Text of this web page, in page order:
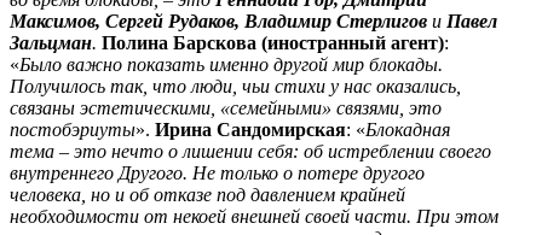
Максимов, Сергей Рудаков, Владимир Стерлигов и Павел
Зальцман. Полина Барскова (иностранный агент):
«Было важно показать именно другой мир блокады.
Получилось так, что люди, чьи стихи у нас оказались,
связаны эстетическими, «семейными» связями, это
постобэриуты». Ирина Сандомирская: «Блокадная
тема – это нечто о лишении себя: об истреблении своего
внутреннего Другого. Не только о потере другого
человека, но и об отказе под давлением крайней
необходимости от некоей внешней своей части. При этом